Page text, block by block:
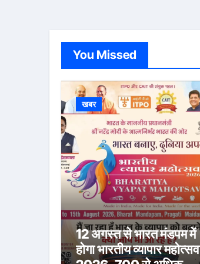
You Missed
खबर
12 अगस्त से भारत मंडपम में
होगा भारतीय व्यापार महोत्सव